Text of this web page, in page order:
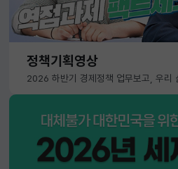
정책기획영상
2026 하반기 경제정책 업무보고, 우리